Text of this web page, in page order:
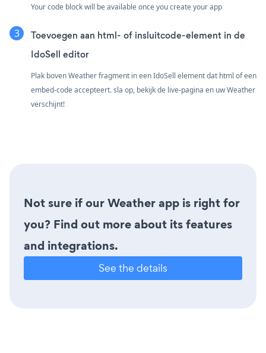
Your code block will be available once you create your app
Toevoegen aan html- of insluitcode-element in de
IdoSell editor
Plak boven Weather fragment in een IdoSell element dat html of een
embed-code accepteert. sla op, bekijk de live-pagina en uw Weather
verschijnt!
Not sure if our Weather app is right for
you? Find out more about its features
and integrations.
See the details